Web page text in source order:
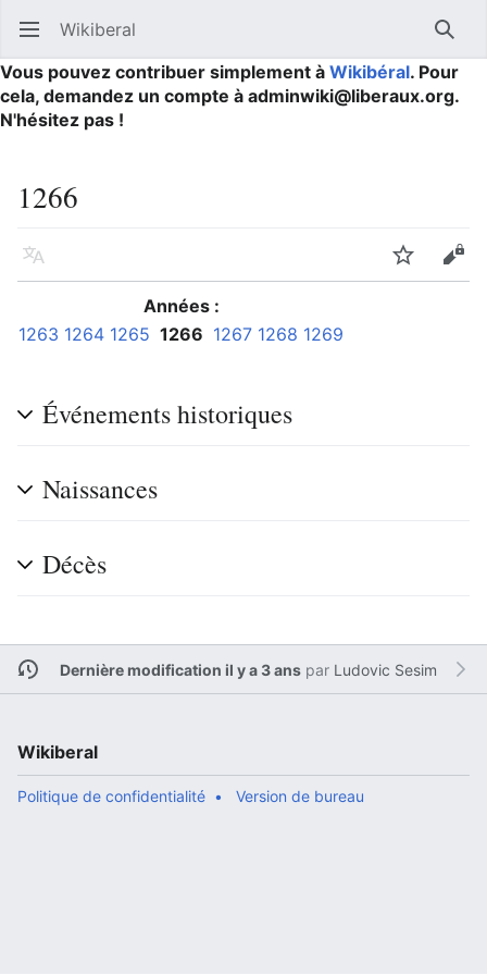
Ouvrir le menu principal Wikiberal
Vous pouvez contribuer simplement à Wikibéral. Pour
cela, demandez un compte à adminwiki@liberaux.org.
N'hésitez pas !
1266
Langue Suivre
Années :
1263 1264 1265 1266 1267 1268 1269
Événements historiques
Naissances
Décès
Dernière modification il y a 3 anspar Ludovic Sesim
Wikiberal
Politique de confidentialité Version de bureau